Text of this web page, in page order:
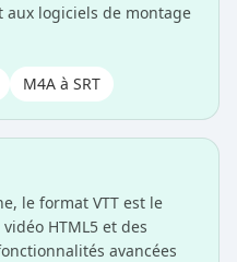
aux logiciels de montage
M4A à SRT
le format VTT est le
HTML5 et des
avancées